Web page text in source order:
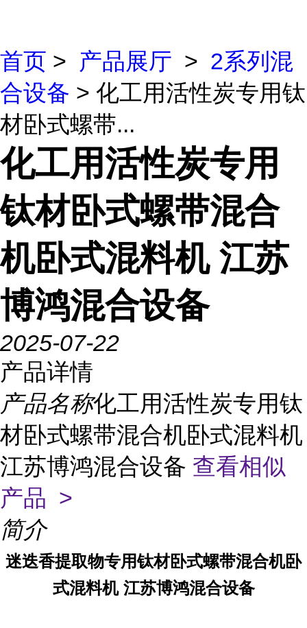
首页 > 产品展厅 > 2系列混
合设备 > 化工用活性炭专用钛
材卧式螺带...
化工用活性炭专用
钛材卧式螺带混合
机卧式混料机 江苏
博鸿混合设备
2025-07-22
产品详情
产品名称化工用活性炭专用钛
材卧式螺带混合机卧式混料机
江苏博鸿混合设备 查看相似
产品 >
简介
迷迭香提取物专用钛材卧式螺带混合机卧
式混料机 江苏博鸿混合设备